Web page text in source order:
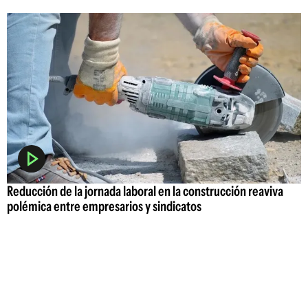
Reducción de la jornada laboral en la construcción reaviva
polémica entre empresarios y sindicatos